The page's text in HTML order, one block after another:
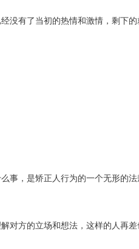
没有了当初的热情和激情，剩下的
事，是矫正人行为的一个无形的法
对方的立场和想法，这样的人再差